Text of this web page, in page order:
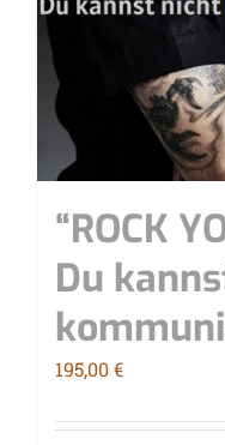
“ROCK
Du
195,00€